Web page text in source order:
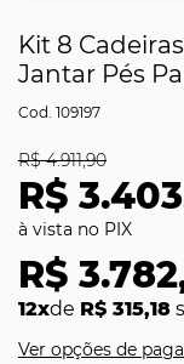
Kit 8
Jantar Pés
109197
R$
R$ 4.911,90
R$
12xde R$ 315,18
Ver opções de